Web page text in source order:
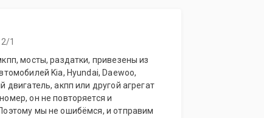
1
мосты, раздатки, привезены из
Kia, Hyundai, Daewoo,
акпп или другой агрегат
он не повторяется и
мы не ошибёмся, и отправим